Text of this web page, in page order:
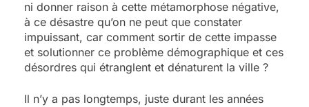
ni donner raison à cette métamorphose négative,
à ce désastre qu’on ne peut que constater
impuissant, car comment sortir de cette impasse
et solutionner ce problème démographique et ces
désordres qui étranglent et dénaturent la ville ?
Il n’y a pas longtemps, juste durant les années